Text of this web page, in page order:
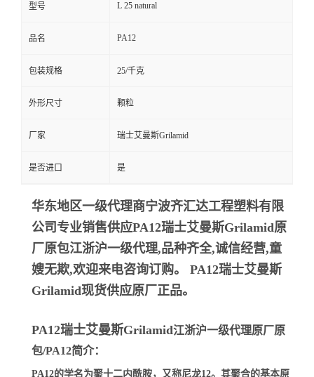
型号 L 25 natural
品名 PA12
包装规格 25/千克
外形尺寸 颗粒
厂家 瑞士艾曼斯Grilamid
是否进口 是
华东地区一级代理商宁波齐汇达工程塑料有限
公司专业销售供应PA12瑞士艾曼斯Grilamid原
厂原包江浙沪一级代理,品种齐全,诚信经营,童
嫂无欺,欢迎来电咨询订购。 PA12瑞士艾曼斯
Grilamid现货供应原厂正品。
PA12瑞士艾曼斯Grilamid江浙沪一级代理原厂原
包/PA12简介：
PA12的学名为聚十二内酰胺，又称尼龙12。其聚合的基本原